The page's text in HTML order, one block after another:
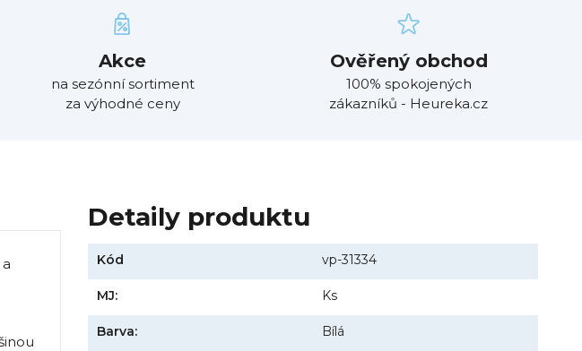
Akce
na sezónní sortiment
za výhodné ceny
Ověřený obchod
100% spokojených
zákazníků - Heureka.cz
Detaily produktu
Kód vp-31334
MJ: Ks
Barva: Bílá